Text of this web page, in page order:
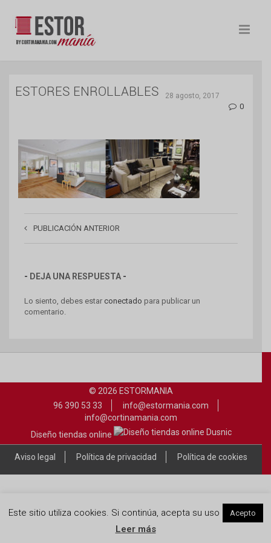
ESTORES ENROLLABLES 28 agosto, 2017
0
PUBLICACIÓN ANTERIOR
DEJA UNA RESPUESTA
Lo siento, debes estar conectado para publicar un
comentario.
© 2026 ESTORMANIA
96 390 53 33
info@estormania.com
info@cortinamania.com
Diseño tiendas online
Aviso legal Política de privacidad Política de cookies
Este sitio utiliza cookies. Si continúa, acepta su uso Acepto
Leer más